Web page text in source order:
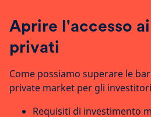
Aprire l'accesso
privati
Come possiamo superare le
private market per gli
Requisiti di investimento